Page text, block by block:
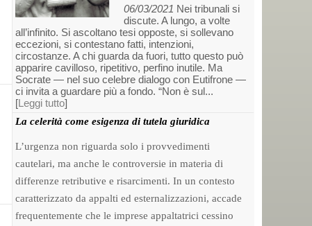
06/03/2021 Nei tribunali si
discute. A lungo, a volte
all’infinito. Si ascoltano tesi opposte, si sollevano
eccezioni, si contestano fatti, intenzioni,
circostanze. A chi guarda da fuori, tutto questo può
apparire cavilloso, ripetitivo, perfino inutile. Ma
Socrate — nel suo celebre dialogo con Eutifrone —
ci invita a guardare più a fondo. “Non è sul...
[Leggi tutto]
La celerità come esigenza di tutela giuridica
L’urgenza non riguarda solo i provvedimenti
cautelari, ma anche le controversie in materia di
differenze retributive e risarcimenti. In un contesto
caratterizzato da appalti ed esternalizzazioni, accade
frequentemente che le imprese appaltatrici cessino